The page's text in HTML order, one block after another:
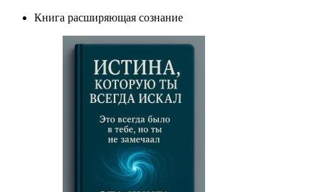
Книга расширяющая сознание